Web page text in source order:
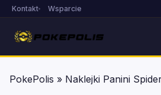
Kontakt Wsparcie
PokePolis » Naklejki Panini